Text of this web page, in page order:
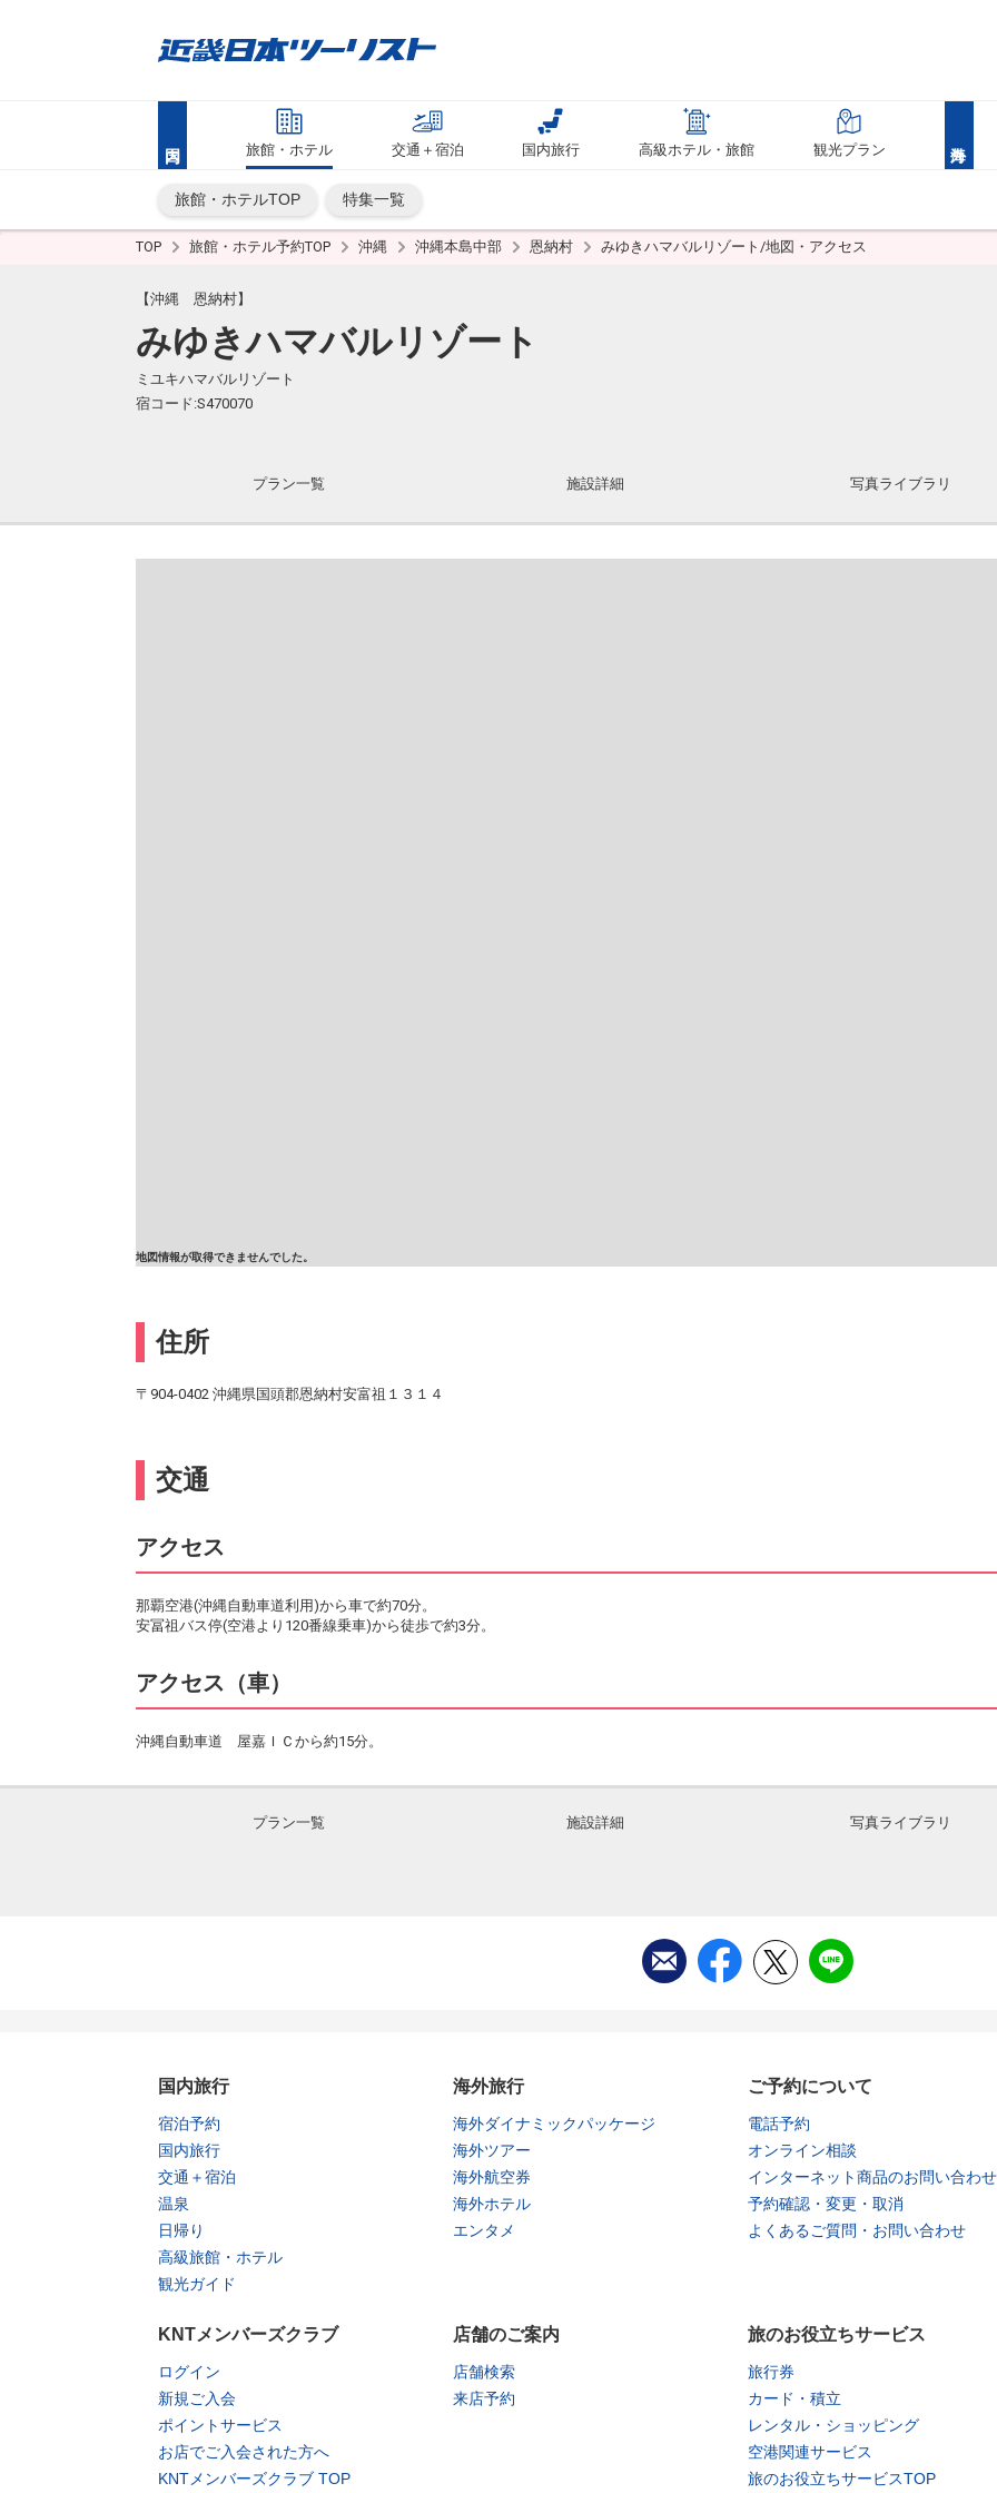
旅館・ホテル 交通＋宿泊 国内旅行 高級ホテル・旅館 観光プラン
旅館・ホテルTOP 特集一覧
TOP 旅館・ホテル予約TOP 沖縄 沖縄本島中部 恩納村 みゆきハマバルリゾート/地図・アクセス
【沖縄 恩納村】
みゆきハマバルリゾート
ミユキハマバルリゾート
宿コード:S470070
プラン一覧 施設詳細 写真ライブラリ
地図情報が取得できませんでした。
住所
〒904-0402 沖縄県国頭郡恩納村安富祖１３１４
交通
アクセス
那覇空港(沖縄自動車道利用)から車で約70分。
安冨祖バス停(空港より120番線乗車)から徒歩で約3分。
アクセス（車）
沖縄自動車道 屋嘉ＩＣから約15分。
プラン一覧 施設詳細 写真ライブラリ
国内旅行
宿泊予約
国内旅行
交通＋宿泊
温泉
日帰り
高級旅館・ホテル
観光ガイド
海外旅行
海外ダイナミックパッケージ
海外ツアー
海外航空券
海外ホテル
エンタメ
ご予約について
電話予約
オンライン相談
インターネット商品のお問い合わせ
予約確認・変更・取消
よくあるご質問・お問い合わせ
KNTメンバーズクラブ
ログイン
新規ご入会
ポイントサービス
お店でご入会された方へ
KNTメンバーズクラブ TOP
店舗のご案内
店舗検索
来店予約
旅のお役立ちサービス
旅行券
カード・積立
レンタル・ショッピング
空港関連サービス
旅のお役立ちサービスTOP